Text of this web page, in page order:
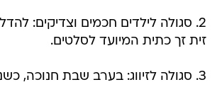
2. סגולה לילדים חכמים וצדיקים:
זית זך כתית המיועד לסלטים.
3. סגולה לזיווג: בערב שבת חנוכה,